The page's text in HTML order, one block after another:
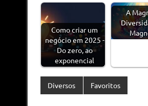
Como criar um
negócio em 2025 -
Do zero, ao
exponencial
A
Diversos Favoritos